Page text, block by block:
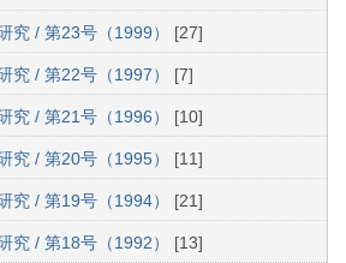
究 / 第23号（1999） [27]
究 / 第22号（1997） [7]
究 / 第21号（1996） [10]
究 / 第20号（1995） [11]
究 / 第19号（1994） [21]
究 / 第18号（1992） [13]